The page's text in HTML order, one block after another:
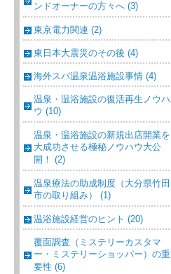
ンドオーナーの方々へ (3)
東京電力関連 (2)
東日本大震災のその後 (4)
海外スパ温泉温浴施設事情 (4)
温泉・温浴施設の復活再生ノウハ
ウ (10)
温泉・温浴施設の新規出店開業を
大成功させる極秘ノウハウ大公
開！ (2)
温泉療法の助成制度（大分県竹田
市の取り組み） (1)
温浴施設経営のヒント (20)
覆面調査（ミステリーカスタマ
ー・ミステリーショッパー）の重
要性 (6)